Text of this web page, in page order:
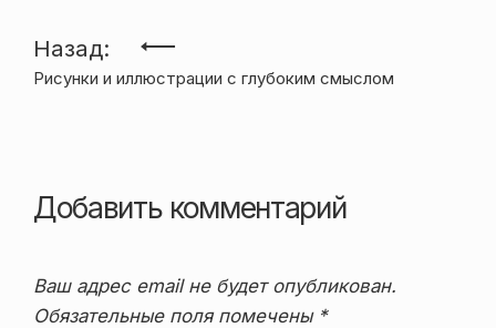
Навигация
по
Назад:
Рисунки и иллюстрации с глубоким смыслом
Добавить комментарий
Ваш адрес email не будет опубликован.
Обязательные поля помечены *